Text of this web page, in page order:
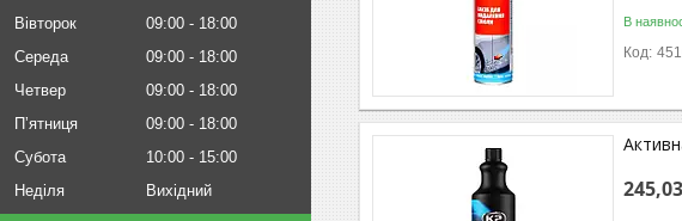
Вівторок
09:00
18:00
Середа
09:00
18:00
Четвер
09:00
18:00
Пʼятниця
09:00
18:00
Субота
10:00
15:00
Неділя
Вихідний
В